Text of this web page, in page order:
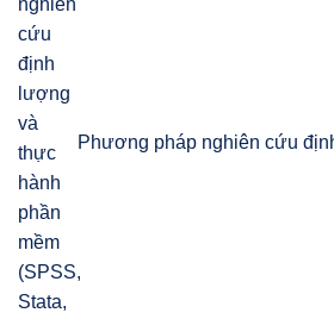
Phương pháp nghiên cứu